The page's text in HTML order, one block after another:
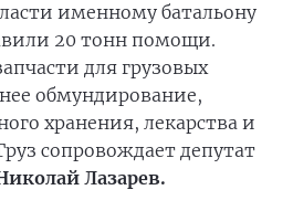
именному батальону
20 тонн помощи.
для грузовых
обмундирование,
хранения, лекарства и
сопровождает депутат
Лазарев.